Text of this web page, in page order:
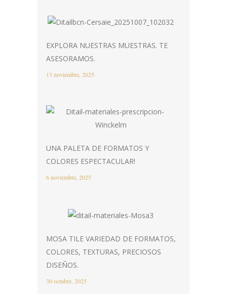
EXPLORA NUESTRAS MUESTRAS. TE
ASESORAMOS.
13 noviembre, 2025
UNA PALETA DE FORMATOS Y
COLORES ESPECTACULAR!
6 noviembre, 2025
MOSA TILE VARIEDAD DE FORMATOS,
COLORES, TEXTURAS, PRECIOSOS
DISEÑOS.
30 octubre, 2025